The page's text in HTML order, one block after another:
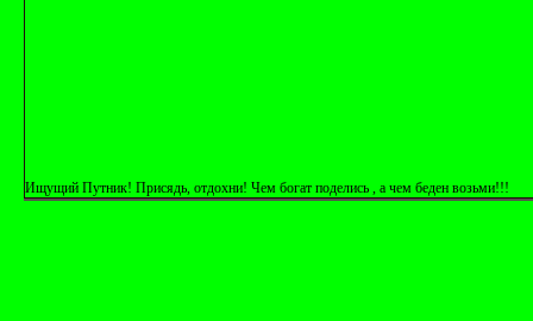
Ищущий Путник! Присядь, отдохни! Чем богат поделись , а чем беден возьми!!!